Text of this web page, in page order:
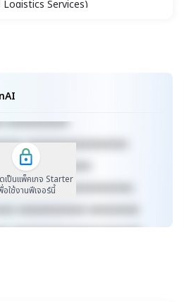
Services)
xxxxx
xxxxxxxxxxx
xxxxxxxxxxxxxxxxxx
xxxxxxxxxx
xxxxxxxxxxxxxxx
xxxxxxxxxxxx xxxxxxxxx
xxxxxxxxxxxxxxxxxxxxxxx
เป็นแพ็คเกจ Starter
อใช้งานฟีเจอร์นี้